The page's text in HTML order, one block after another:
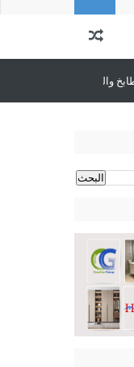
ل
ث
مطابخ كلاسيك